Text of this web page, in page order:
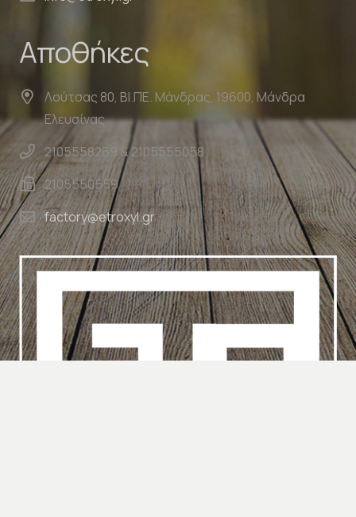
Αποθήκες
Λούτσας 80, ΒΙ.ΠΕ. Μάνδρας, 19600, Μάνδρα
Ελευσίνας
2105558269 & 2105555058
2105550559
factory@etroxyl.gr